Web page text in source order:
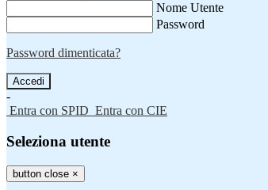
Nome Utente
Password
Password dimenticata?
-
Entra con SPID Entra con CIE
Seleziona utente
button close ×